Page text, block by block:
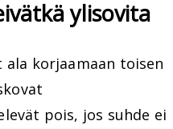
ylisovita
korjaamaan toisen
pois, jos suhde ei